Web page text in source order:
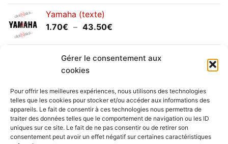
Gérer le consentement aux
cookies
Pour offrir les meilleures expériences, nous utilisons des technologies
telles que les cookies pour stocker et/ou accéder aux informations des
appareils. Le fait de consentir à ces technologies nous permettra de
traiter des données telles que le comportement de navigation ou les ID
uniques sur ce site. Le fait de ne pas consentir ou de retirer son
consentement peut avoir un effet négatif sur certaines caractéristiques
Yamaha (texte)
1.70€ – 43.50€
prix :
1.70€
Yamaha (logo circulaire)
2.00€ – 25.90
prix :
2.00€
à
25.90€
Livraison vers la France exclusivement. Pour les pays
étrangers, prenezcontact avec nous.